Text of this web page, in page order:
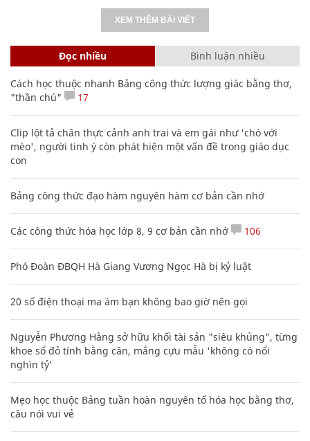
XEM THÊM BÀI VIẾT
Đọc nhiều Bình luận nhiều
Cách học thuộc nhanh Bảng công thức lượng giác bằng thơ,
"thần chú"
17
Clip lột tả chân thực cảnh anh trai và em gái như 'chó với
mèo', người tinh ý còn phát hiện một vấn đề trong giáo dục
con
Bảng công thức đạo hàm nguyên hàm cơ bản cần nhớ
Các công thức hóa học lớp 8, 9 cơ bản cần nhớ 106
Phó Đoàn ĐBQH Hà Giang Vương Ngọc Hà bị kỷ luật
20 số điện thoại ma ám bạn không bao giờ nên gọi
Nguyễn Phương Hằng sở hữu khối tài sản "siêu khủng", từng
khoe sổ đỏ tính bằng cân, mắng cựu mẫu 'không có nổi
nghìn tỷ'
Mẹo học thuộc Bảng tuần hoàn nguyên tố hóa học bằng thơ,
câu nói vui vẻ